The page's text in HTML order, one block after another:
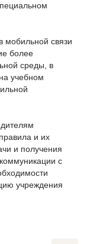
мобильной связи
более
среды, в
учебном
и их
и получения
с
учреждения